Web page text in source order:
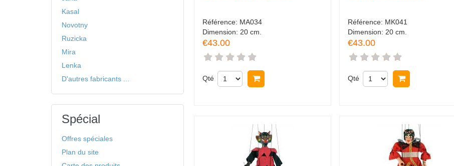
Référence: MA034
Dimension: 20 cm.
€43.00
Qté
Référence: MK041
Dimension: 20 cm.
€43.00
Qté
Kasal
Novotny
Ruzicka
Mira
Lenka
D'autres fabricants ...
Spécial
Offres spéciales
Plan du site